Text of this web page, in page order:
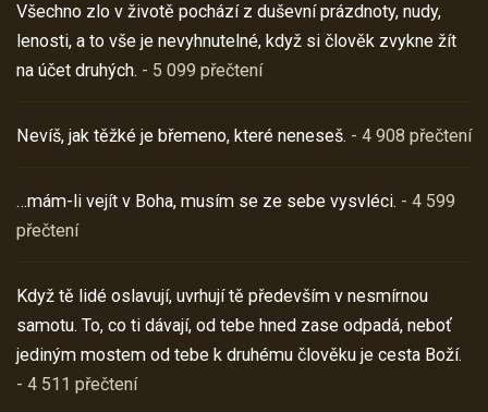
Všechno zlo v životě pochází z duševní prázdnoty, nudy,
lenosti, a to vše je nevyhnutelné, když si člověk zvykne žít
na účet druhých. - 5 099 přečtení
Nevíš, jak těžké je břemeno, které neneseš. - 4 908 přečtení
…mám-li vejít v Boha, musím se ze sebe vysvléci. - 4 599
přečtení
Když tě lidé oslavují, uvrhují tě především v nesmírnou
samotu. To, co ti dávají, od tebe hned zase odpadá, neboť
jediným mostem od tebe k druhému člověku je cesta Boží.
- 4 511 přečtení